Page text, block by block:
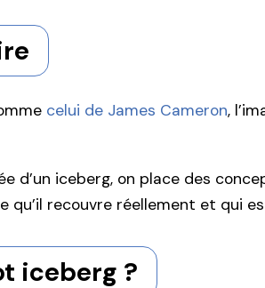
celui de James Cameron,
d’un iceberg, on place des
qu’il recouvre réellement et qui
iceberg ?